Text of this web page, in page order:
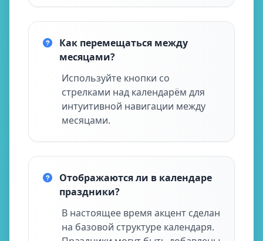
Как перемещаться между
месяцами?
Используйте кнопки со
стрелками над календарём для
интуитивной навигации между
месяцами.
Отображаются ли в календаре
праздники?
В настоящее время акцент сделан
на базовой структуре календаря.